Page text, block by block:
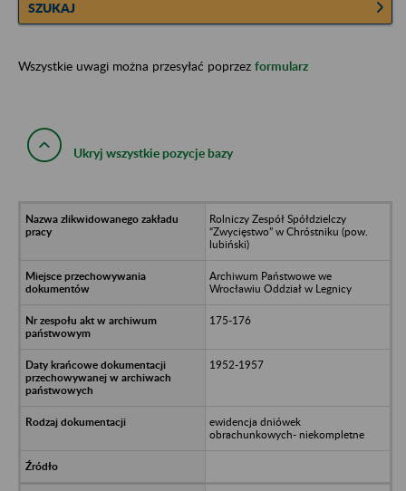
SZUKAJ
Wszystkie uwagi można przesyłać poprzez formularz
Ukryj wszystkie pozycje bazy
Rolniczy Zespół Spółdzielczy
“Zwycięstwo” w Chróstniku (pow.
lubiński)
Archiwum Państwowe we
Wrocławiu Oddział w Legnicy
175-176
1952-1957
ewidencja dniówek
obrachunkowych- niekompletne